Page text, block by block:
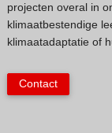
projecten overal in
klimaatbestendige
klimaatadaptatie of
Contact